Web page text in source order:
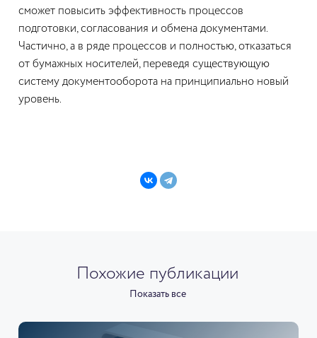
сможет повысить эффективность процессов
подготовки, согласования и обмена документами.
Частично, а в ряде процессов и полностью, отказаться
от бумажных носителей, переведя существующую
систему документооборота на принципиально новый
уровень.
Похожие публикации
Показать все